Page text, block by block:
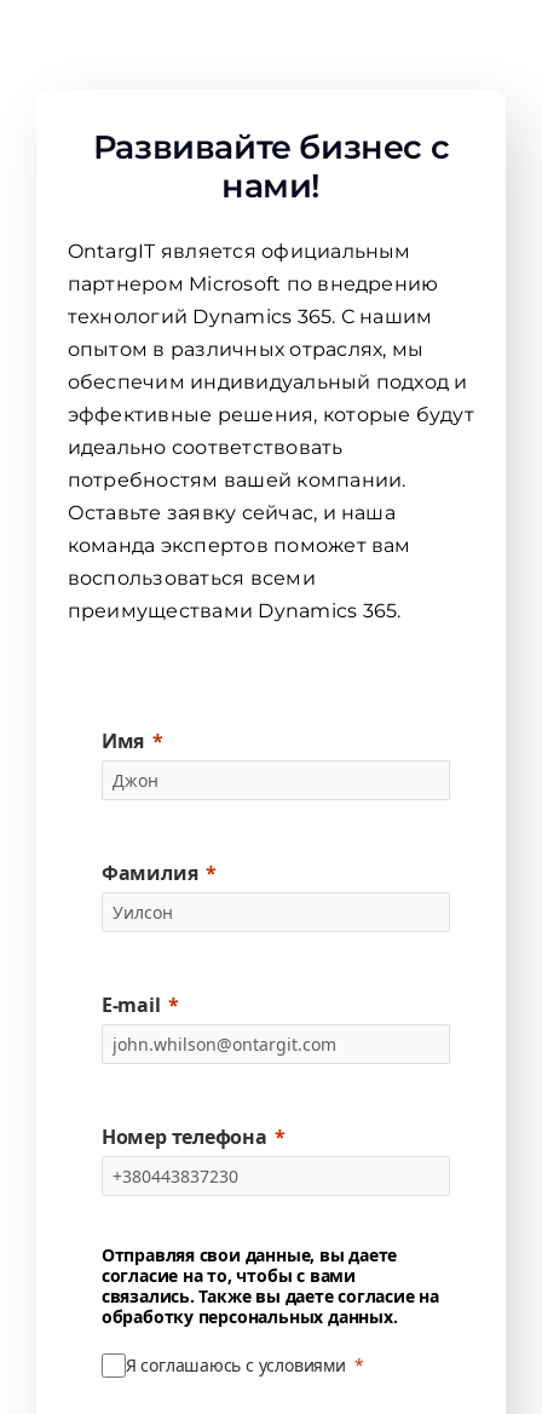
Развивайте бизнес с
нами!
OntargIT является официальным
партнером Microsoft по внедрению
технологий Dynamics 365. С нашим
опытом в различных отраслях, мы
обеспечим индивидуальный подход и
эффективные решения, которые будут
идеально соответствовать
потребностям вашей компании.
Оставьте заявку сейчас, и наша
команда экспертов поможет вам
воспользоваться всеми
преимуществами Dynamics 365.
Имя
Фамилия
E-mail
Номер телефона
Отправляя свои данные, вы даете
согласие на то, чтобы с вами
связались. Также вы даете согласие на
обработку персональных данных.
Я соглашаюсь с условиями